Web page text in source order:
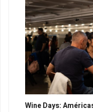
Wine Days: